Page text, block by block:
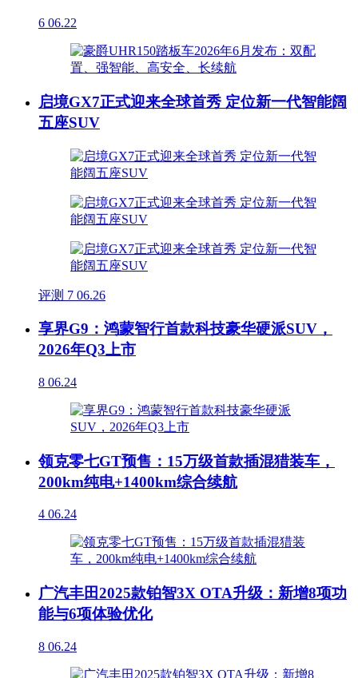
6 06.22
启境GX7正式迎来全球首秀 定位新一代智能阔
五座SUV
评测 7 06.26
享界G9：鸿蒙智行首款科技豪华硬派SUV，
2026年Q3上市
8 06.24
领克零七GT预售：15万级首款插混猎装车，
200km纯电+1400km综合续航
4 06.24
广汽丰田2025款铂智3X OTA升级：新增8项功
能与6项体验优化
8 06.24